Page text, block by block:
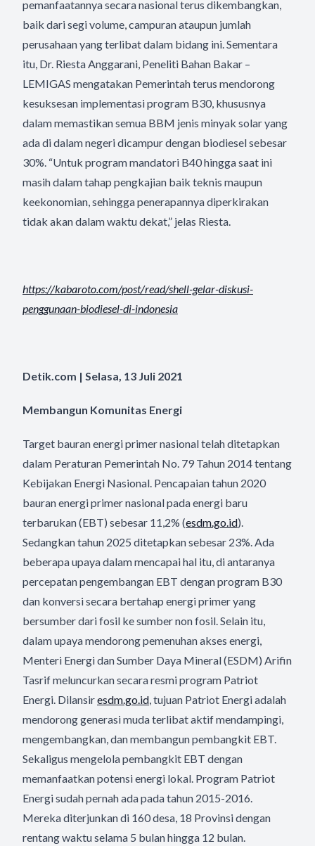
pemanfaatannya secara nasional terus dikembangkan,
baik dari segi volume, campuran ataupun jumlah
perusahaan yang terlibat dalam bidang ini. Sementara
itu, Dr. Riesta Anggarani, Peneliti Bahan Bakar –
LEMIGAS mengatakan Pemerintah terus mendorong
kesuksesan implementasi program B30, khususnya
dalam memastikan semua BBM jenis minyak solar yang
ada di dalam negeri dicampur dengan biodiesel sebesar
30%. “Untuk program mandatori B40 hingga saat ini
masih dalam tahap pengkajian baik teknis maupun
keekonomian, sehingga penerapannya diperkirakan
tidak akan dalam waktu dekat,” jelas Riesta.
https://kabaroto.com/post/read/shell-gelar-diskusi-
penggunaan-biodiesel-di-indonesia
Detik.com | Selasa, 13 Juli 2021
Membangun Komunitas Energi
Target bauran energi primer nasional telah ditetapkan
dalam Peraturan Pemerintah No. 79 Tahun 2014 tentang
Kebijakan Energi Nasional. Pencapaian tahun 2020
bauran energi primer nasional pada energi baru
terbarukan (EBT) sebesar 11,2% (esdm.go.id).
Sedangkan tahun 2025 ditetapkan sebesar 23%. Ada
beberapa upaya dalam mencapai hal itu, di antaranya
percepatan pengembangan EBT dengan program B30
dan konversi secara bertahap energi primer yang
bersumber dari fosil ke sumber non fosil. Selain itu,
dalam upaya mendorong pemenuhan akses energi,
Menteri Energi dan Sumber Daya Mineral (ESDM) Arifin
Tasrif meluncurkan secara resmi program Patriot
Energi. Dilansiresdm.go.id, tujuan Patriot Energi adalah
mendorong generasi muda terlibat aktif mendampingi,
mengembangkan, dan membangun pembangkit EBT.
Sekaligus mengelola pembangkit EBT dengan
memanfaatkan potensi energi lokal. Program Patriot
Energi sudah pernah ada pada tahun 2015-2016.
Mereka diterjunkan di 160 desa, 18 Provinsi dengan
rentang waktu selama 5 bulan hingga 12 bulan.